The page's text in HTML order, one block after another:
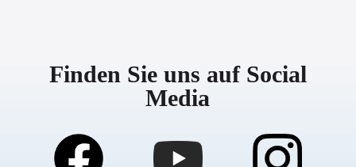
Finden Sie uns auf Social
Media